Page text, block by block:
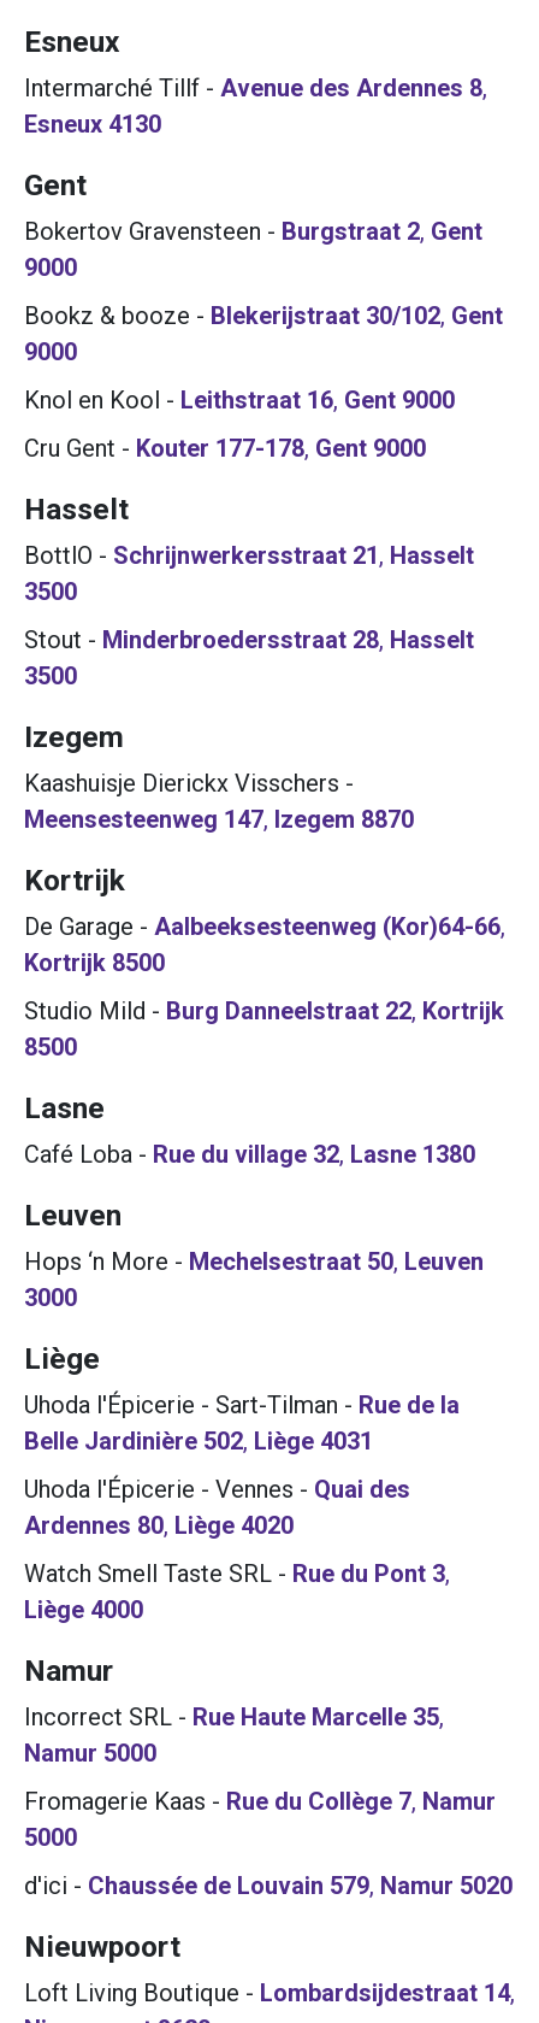
Esneux
Intermarché Tillf - Avenue des Ardennes 8,
Esneux 4130
Gent
Bokertov Gravensteen - Burgstraat 2, Gent
9000
Bookz & booze - Blekerijstraat 30/102, Gent
9000
Knol en Kool - Leithstraat 16, Gent 9000
Cru Gent - Kouter 177-178, Gent 9000
Hasselt
BottlO - Schrijnwerkersstraat 21, Hasselt
3500
Stout - Minderbroedersstraat 28, Hasselt
3500
Izegem
Kaashuisje Dierickx Visschers -
Meensesteenweg 147, Izegem 8870
Kortrijk
De Garage - Aalbeeksesteenweg (Kor)64-66,
Kortrijk 8500
Studio Mild - Burg Danneelstraat 22, Kortrijk
8500
Lasne
Café Loba - Rue du village 32, Lasne 1380
Leuven
Hops ‘n More - Mechelsestraat 50, Leuven
3000
Liège
Uhoda l'Épicerie - Sart-Tilman - Rue de la
Belle Jardinière 502, Liège 4031
Uhoda l'Épicerie - Vennes - Quai des
Ardennes 80, Liège 4020
Watch Smell Taste SRL - Rue du Pont 3,
Liège 4000
Namur
Incorrect SRL - Rue Haute Marcelle 35,
Namur 5000
Fromagerie Kaas - Rue du Collège 7, Namur
5000
d'ici - Chaussée de Louvain 579, Namur 5020
Nieuwpoort
Loft Living Boutique - Lombardsijdestraat 14,